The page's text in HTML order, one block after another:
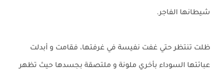
شيطانها الفاجر.
ظلت تنتظر حتي غفت نفيسة في غرفتها، فقامت و أبدلت
عبائتها السوداء بأخري ملونة و ملتصقة بجسدها حيث تظهر